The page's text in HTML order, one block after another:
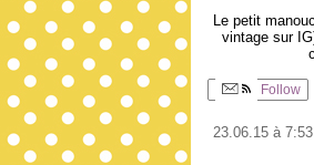
Le petit
vintage sur
Follow
23.06.15 à